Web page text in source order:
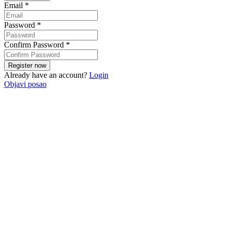
Email *
Password *
Confirm Password *
Already have an account? Login
Objavi posao